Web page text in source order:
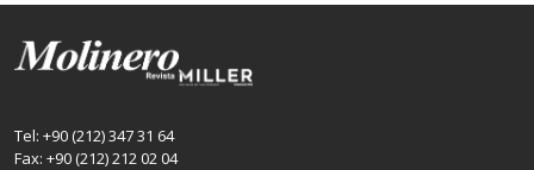
Tel: +90 (212) 347 31 64
Fax: +90 (212) 212 02 04